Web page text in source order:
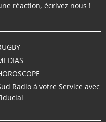
réaction, écrivez nous !
Radio à votre Service avec